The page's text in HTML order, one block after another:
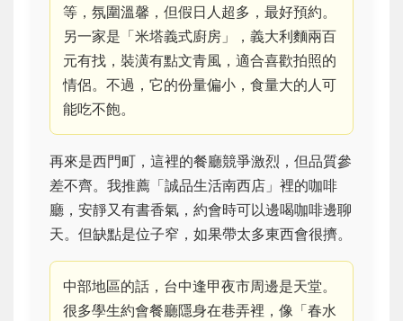
等，氛圍溫馨，但假日人超多，最好預約。
另一家是「米塔義式廚房」，義大利麵兩百
元有找，裝潢有點文青風，適合喜歡拍照的
情侶。不過，它的份量偏小，食量大的人可
能吃不飽。
再來是西門町，這裡的餐廳競爭激烈，但品質參
差不齊。我推薦「誠品生活南西店」裡的咖啡
廳，安靜又有書香氣，約會時可以邊喝咖啡邊聊
天。但缺點是位子窄，如果帶太多東西會很擠。
中部地區的話，台中逢甲夜市周邊是天堂。
很多學生約會餐廳隱身在巷弄裡，像「春水